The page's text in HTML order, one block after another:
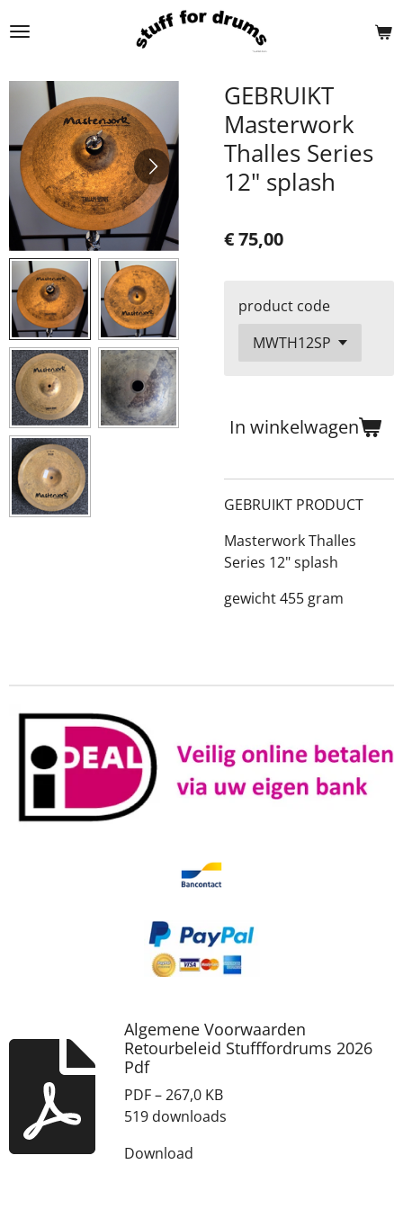
direct
de
hoofdinhoud
GEBRUIKT
Masterwork
Thalles Series
12" splash
€ 75,00
product code
In winkelwagen
GEBRUIKT PRODUCT
Masterwork Thalles
Series 12" splash
gewicht 455 gram
Algemene Voorwaarden
Retourbeleid Stufffordrums 2026
Pdf
PDF – 267,0 KB
519 downloads
Download